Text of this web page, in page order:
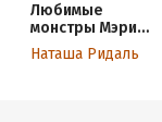
Любимые
монстры Мэри
Шелли
Наташа Ридаль